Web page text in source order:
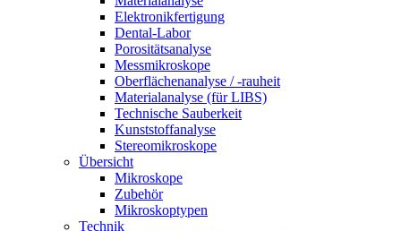
Elektronikfertigung
Dental-Labor
Porositätsanalyse
Messmikroskope
Oberflächenanalyse / -rauheit
Materialanalyse (für LIBS)
Technische Sauberkeit
Kunststoffanalyse
Stereomikroskope
Übersicht
Mikroskope
Zubehör
Mikroskoptypen
Technik